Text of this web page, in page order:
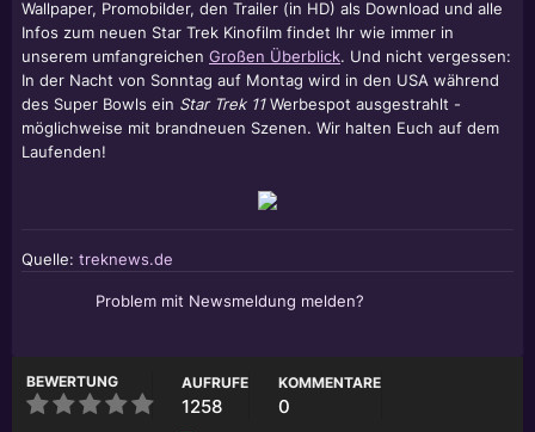
Wallpaper, Promobilder, den Trailer (in HD) als Download und alle
Infos zum neuen Star Trek Kinofilm findet Ihr wie immer in
unserem umfangreichen Großen Überblick. Und nicht vergessen:
In der Nacht von Sonntag auf Montag wird in den USA während
des Super Bowls ein Star Trek 11Werbespot ausgestrahlt -
möglichweise mit brandneuen Szenen. Wir halten Euch auf dem
Laufenden!
Quelle: treknews.de
Problem mit Newsmeldung melden?
BEWERTUNG AUFRUFE
1258
KOMMENTARE
0